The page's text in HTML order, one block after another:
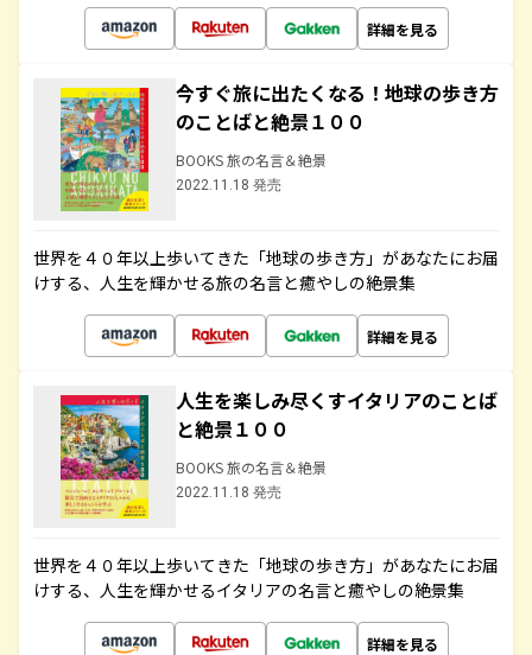
詳細を見る
今すぐ旅に出たくなる！地球の歩き方
のことばと絶景１００
BOOKS 旅の名言＆絶景
2022.11.18 発売
世界を４０年以上歩いてきた「地球の歩き方」があなたにお届
けする、人生を輝かせる旅の名言と癒やしの絶景集
詳細を見る
人生を楽しみ尽くすイタリアのことば
と絶景１００
BOOKS 旅の名言＆絶景
2022.11.18 発売
世界を４０年以上歩いてきた「地球の歩き方」があなたにお届
けする、人生を輝かせるイタリアの名言と癒やしの絶景集
詳細を見る